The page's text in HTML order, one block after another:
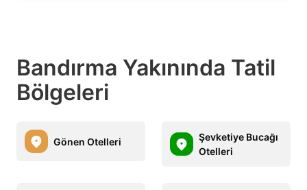
Bandırma Yakınında Tatil
Bölgeleri
Gönen Otelleri
Şevketiye Bucağı
Otelleri